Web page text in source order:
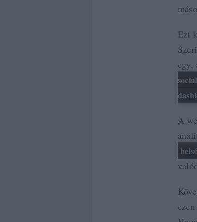
Ezt
egy,
A